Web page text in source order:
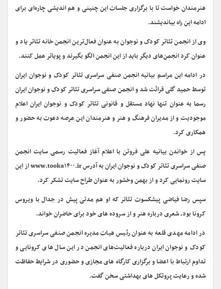
هنرمندان خواست تا با برگزاری جلسات این چنینی و هم اندیشی چاره‌ای برای
ادامه این راه بیاندیشند.
وی از انجمن تئاتر کودک و نوجوان به عنوان فعال‌ترین انجمن خانه تئاتر یاد و
عنوان کرد انجمن‌های دیگر باید از این انجمن الگو بگیرند و پویاتر عمل کنند.
در ادامه این مراسم بیانیه انجمن صنفی سراسری تئاتر کودک و نوجوان ایران
توسط حمید گلی قرائت شد و انجمن صنفی سراسری تئاتر کودک و نوجوان ایران
رسما به عنوان تنها نهاد مستقل و قانونی تئاتر کودک و نوجوان ایران اعلام
موجودیت و از مدیران فرهنگ و هنر و هنرمندان این عرصه دعوت به حضور و
همکاری کرد.
پس از خواندن بیانیه علی فروتن با اعلام آغاز فعالیت رسمی سایت انجمن
صنفی سراسری تئاتر کودک و نوجوان ایران به آدرس www.tooka۱۴۰۰.ir از این
سایت رونمایی کرد و از بهمن وخشور به عنوان طراح سایت تشکر کرد.
سپس رضا فیاضی پیشکسوت تئاتر که او هم مدتی پیش در جدال با ویروس
کرونا بود، شعری درباره هنر و از سروده های خود برای حاضران خواند.
در ادامه مهدی قلعه به عنوان رئیس هیات مدیره انجمن صنفی سراسری تئاتر
کودک و نوجوان ایران درباره فعالیت‌های انجمن در این سال های کرونایی و
تداوم ارتباط با اعضا و برگزاری کارگاه های مجازی و حضوری در شرایط حفاظت
شده و رعایت پروتکل های بهداشتی سخن گفت.